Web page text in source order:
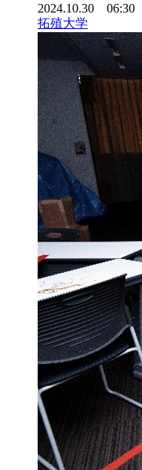
2024.10.30 06:30
拓殖大学